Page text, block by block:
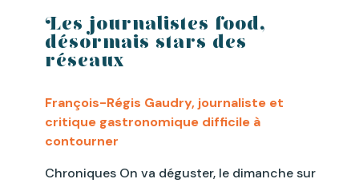
Les journalistes food,
désormais stars des
réseaux
François-Régis Gaudry, journaliste et
critique gastronomique difficile à
contourner
Chroniques On va déguster, le dimanche sur